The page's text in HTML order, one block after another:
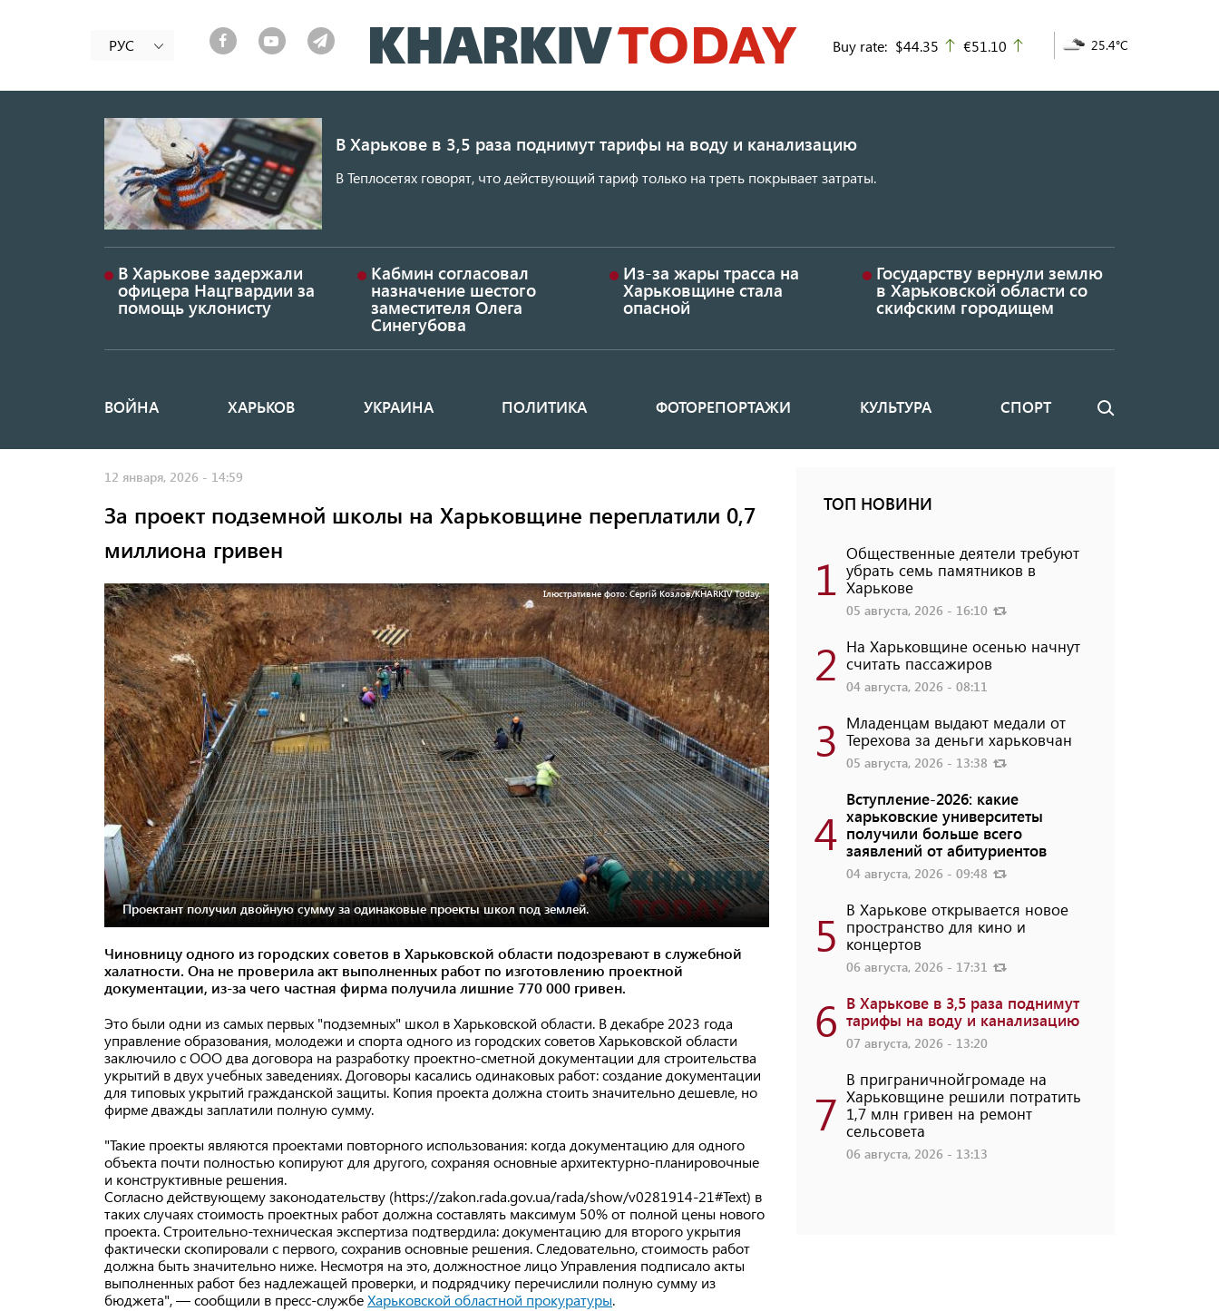
к
основному
РУС Buy rate: $44.35 up
€51.10 25.4°C
В Харькове в 3,5 раза поднимут тарифы на воду и канализацию
В Теплосетях говорят, что действующий тариф только на треть покрывает затраты.
В Харькове задержали
офицера Нацгвардии за
помощь уклонисту
Кабмин согласовал
назначение шестого
заместителя Олега
Синегубова
Из-за жары трасса на
Харьковщине стала
опасной
Государству вернули землю
в Харьковской области со
скифским городищем
Основная
ВОЙНА ХАРЬКОВ УКРАИНА ПОЛИТИКА ФОТОРЕПОРТАЖИ КУЛЬТУРА СПОРТ Поиск
12 января, 2026 - 14:59
За проект подземной школы на Харьковщине переплатили 0,7
миллиона гривен
Ілюстративне фото: Сергій Козлов/KHARKIV Today.
Проектант получил двойную сумму за одинаковые проекты школ под землей.
Чиновницу одного из городских советов в Харьковской области подозревают в служебной
халатности. Она не проверила акт выполненных работ по изготовлению проектной
документации, из-за чего частная фирма получила лишние 770 000 гривен.
Это были одни из самых первых "подземных" школ в Харьковской области. В декабре 2023 года
управление образования, молодежи и спорта одного из городских советов Харьковской области
заключило с ООО два договора на разработку проектно-сметной документации для строительства
укрытий в двух учебных заведениях. Договоры касались одинаковых работ: создание документации
для типовых укрытий гражданской защиты. Копия проекта должна стоить значительно дешевле, но
фирме дважды заплатили полную сумму.
"Такие проекты являются проектами повторного использования: когда документацию для одного
объекта почти полностью копируют для другого, сохраняя основные архитектурно-планировочные
и конструктивные решения.
Согласно действующему законодательству (https://zakon.rada.gov.ua/rada/show/v0281914-21#Text) в
таких случаях стоимость проектных работ должна составлять максимум 50% от полной цены нового
проекта. Строительно-техническая экспертиза подтвердила: документацию для второго укрытия
фактически скопировали с первого, сохранив основные решения. Следовательно, стоимость работ
должна быть значительно ниже. Несмотря на это, должностное лицо Управления подписало акты
выполненных работ без надлежащей проверки, и подрядчику перечислили полную сумму из
бюджета", — сообщили в пресс-службеХарьковской областной прокуратуры.
ТОП НОВИНИ
1 Общественные деятели требуют
убрать семь памятников в
Харькове
05 августа, 2026 - 16:10
2 На Харьковщине осенью начнут
считать пассажиров
04 августа, 2026 - 08:11
3 Младенцам выдают медали от
Терехова за деньги харьковчан
05 августа, 2026 - 13:38
4
Вступление-2026: какие
харьковские университеты
получили больше всего
заявлений от абитуриентов
04 августа, 2026 - 09:48
5 В Харькове открывается новое
пространство для кино и
концертов
06 августа, 2026 - 17:31
6 В Харькове в 3,5 раза поднимут
тарифы на воду и канализацию
07 августа, 2026 - 13:20
7
В приграничнойгромаде на
Харьковщине решили потратить
1,7 млн ​​гривен на ремонт
сельсовета
06 августа, 2026 - 13:13